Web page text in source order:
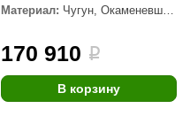
Материал: Чугун, Окаменевшее
170 910 i
В корзину